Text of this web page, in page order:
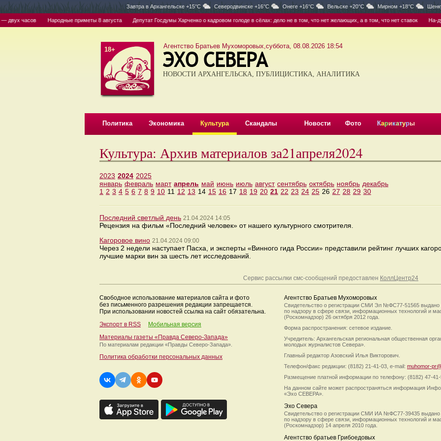
Завтра в Архангельске +15°C Северодвинске +16°C Онеге +16°C Вельске +20°C Мирном +18°C
двух часов Народные приметы 8 августа Депутат Госдумы Харченко о кадровом голоде в сёлах: дело не в том, что нет желающих, а в том, что нет ставок На-
18+ Агентство Братьев Мухоморовых,суббота, 08.08.2026 18:54
НОВОСТИ АРХАНГЕЛЬСКА, ПУБЛИЦИСТИКА, АНАЛИТИКА
Политика Экономика Культура Скандалы Новости Фото Карикатуры
Культура: Архив материалов за21апреля2024
2023 2024 2025
январь февраль март апрель май июнь июль август сентябрь октябрь ноябрь декабрь
1 2 3 4 5 6 7 8 9 10 11 12 13 14 15 16 17 18 19 20 21 22 23 24 25 26 27 28 29 30
Последний светлый день 21.04.2024 14:05
Рецензия на фильм «Последний человек» от нашего культурного смотрителя.
Кагоровое вино 21.04.2024 09:00
Через 2 недели наступает Пасха, и эксперты «Винного гида России» представили рейтинг лучших
лучшие марки вин за шесть лет исследований.
Сервис рассылки смс-сообщений предоставлен КоллЦентр24
Свободное использование материалов сайта и фото
без письменного разрешения редакции запрещается.
При использовании новостей ссылка на сайт обязательна.
Экспорт в RSS
Мобильная версия
Материалы газеты «Правда Северо-Запада»
По материалам редакции «Правды Северо-Запада».
Политика обработки персональных данных
Агентство Братьев Мухоморовых
Свидетельство о регистрации СМИ Эл №ФС77-51565 выдано
по надзору в сфере связи, информационных технологий и
(Роскомнадзор) 26 октября 2012 года.
Форма распространения: сетевое издание.
Учредитель: Архангельская региональная общественная
молодых журналистов Севера».
Главный редактор Азовский Илья Викторович.
Телефон/факс редакции: (8182) 21-41-03, e-mail: muhomor-
Размещение платной информации по телефону: (8182) 47-41-
На данном сайте может распространяться информация
«Эхо СЕВЕРА».
Эхо Севера
Свидетельство о регистрации СМИ ИА №ФС77-39435 выдано
по надзору в сфере связи, информационных технологий и
(Роскомнадзор) 14 апреля 2010 года.
Агентство братьев Грибоедовых